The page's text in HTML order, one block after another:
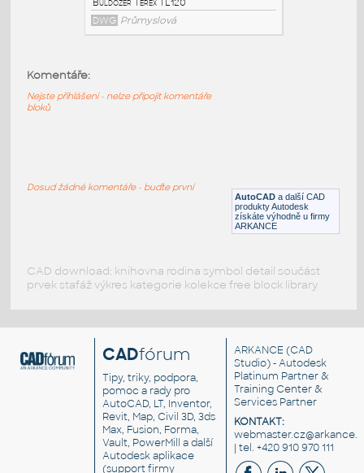
DWG Vozidla, doprava
DWG Průmyslová
AutoCAD a další CAD
produkty Autodesk
získáte výhodně u firmy
ARKANCE
Komentáře:
Nejste přihlášeni - nelze připojit komentáře
bloků
Dosud žádné komentáře - buďte první
CAD download: knihovna rodina symbol detail součást
prvek stafáž výkres kategorie kolekce free block library
CADfórum
Tipy, triky, podpora,
pomoc a rady pro
AutoCAD, LT, Inventor,
Revit, Map, Civil 3D, 3ds
Max, Fusion, Forma,
Vault, PowerMill a další
Autodesk aplikace
(support firmy
ARKANCE (CAD
Studio) - Autodesk
Platinum Partner &
Training Center &
Services Partner
KONTAKT:
| tel. +420 910 970 111